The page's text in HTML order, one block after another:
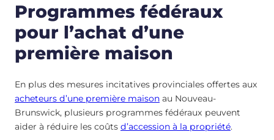
Programmes fédéraux
pour l’achat d’une
première maison
En plus des mesures incitatives provinciales offertes aux
acheteurs d’une première maison au Nouveau-
Brunswick, plusieurs programmes fédéraux peuvent
aider à réduire les coûts d’accession à la propriété.